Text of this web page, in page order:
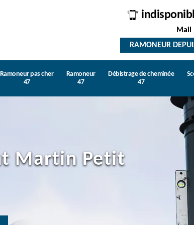
Mail
RAMONEUR
Ramoneur pas cher
47
Ramoneur
47
Débistrage de cheminée
47
Martin Petit